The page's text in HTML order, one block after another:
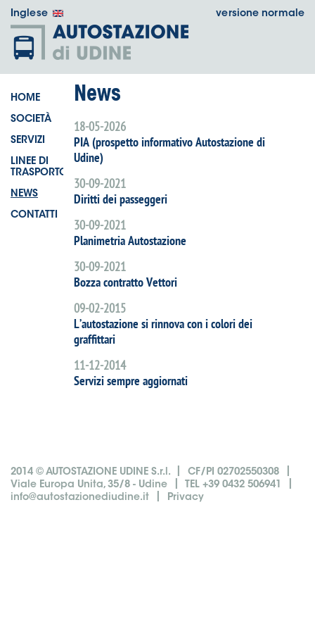
Inglese versione normale
HOME
SOCIETÀ
SERVIZI
LINEE DI
TRASPORTO
NEWS
CONTATTI
News
18-05-2026
PIA (prospetto informativo Autostazione di
Udine)
30-09-2021
Diritti dei passeggeri
30-09-2021
Planimetria Autostazione
30-09-2021
Bozza contratto Vettori
09-02-2015
L’autostazione si rinnova con i colori dei
graffittari
11-12-2014
Servizi sempre aggiornati
2014 © AUTOSTAZIONE UDINE S.r.l. CF/PI 02702550308
Viale Europa Unita, 35/8 - Udine
TEL +39 0432 506941
info@autostazionediudine.it
Privacy